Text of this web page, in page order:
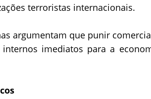
terroristas internacionais.
argumentam que punir
imediatos para a